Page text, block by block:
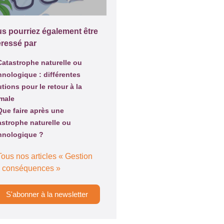
pourriez également être
par
naturelle ou
: différentes
pour le retour à la
faire après une
naturelle ou
?
nos articles « Gestion
conséquences »
S'abonner à la newsletter